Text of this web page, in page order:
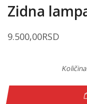
Zidna
9.500,00RSD